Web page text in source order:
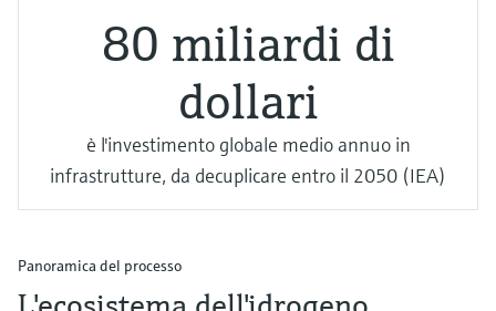
80 miliardi di
dollari
è l'investimento globale medio annuo in
infrastrutture, da decuplicare entro il 2050 (IEA)
Panoramica del processo